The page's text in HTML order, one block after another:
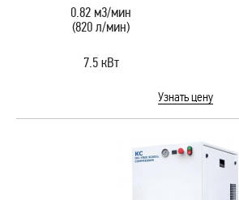
0.82 м3/мин
(820 л/мин)
7.5 кВт
Узнать цену